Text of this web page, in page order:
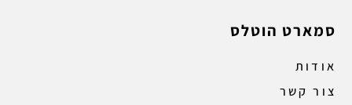
סמארט הוטלס
אודות
צור קשר